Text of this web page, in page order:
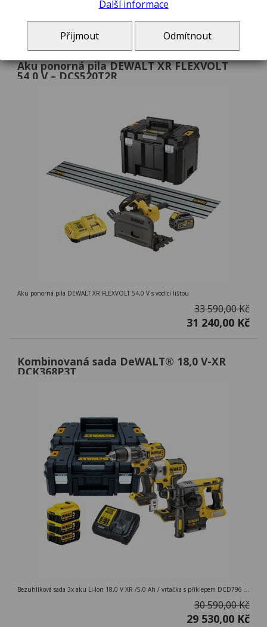
Akumulátorová lišta DEWALT DCPS330N-XJ POWERSHIFT™
34 099,00 Kč
Aku ponorná pila DEWALT XR FLEXVOLT
54,0 V – DCS520T2R
Aku ponorná pila DEWALT XR FLEXVOLT 54,0 V s vodící lištou
33 590,00 Kč
31 240,00 Kč
Kombinovaná sada DeWALT® 18,0 V-XR
DCK368P3T
Bezuhlíková sada 3x aku Li-Ion 18,0 V XR /5,0 Ah / vrtačka s příklepem DCD796 + rázový utahovák DCF887 + kombinované kladivo DCH273+ kufr TSTAK II
30 590,00 Kč
29 530,00 Kč
Další informace
Přijmout Odmítnout